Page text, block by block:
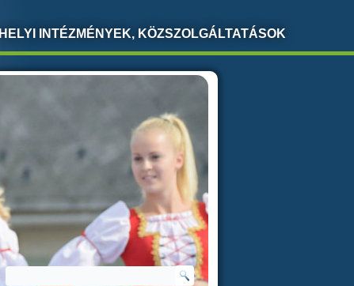
HELYI INTÉZMÉNYEK, KÖZSZOLGÁLTATÁSOK